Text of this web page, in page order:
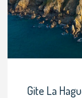
Gite La